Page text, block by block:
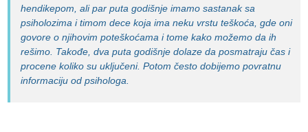
hendikepom, ali par puta godišnje imamo sastanak sa
psiholozima i timom dece koja ima neku vrstu teškoća, gde oni
govore o njihovim poteškoćama i tome kako možemo da ih
rešimo. Takođe, dva puta godišnje dolaze da posmatraju čas i
procene koliko su uključeni. Potom često dobijemo povratnu
informaciju od psihologa.